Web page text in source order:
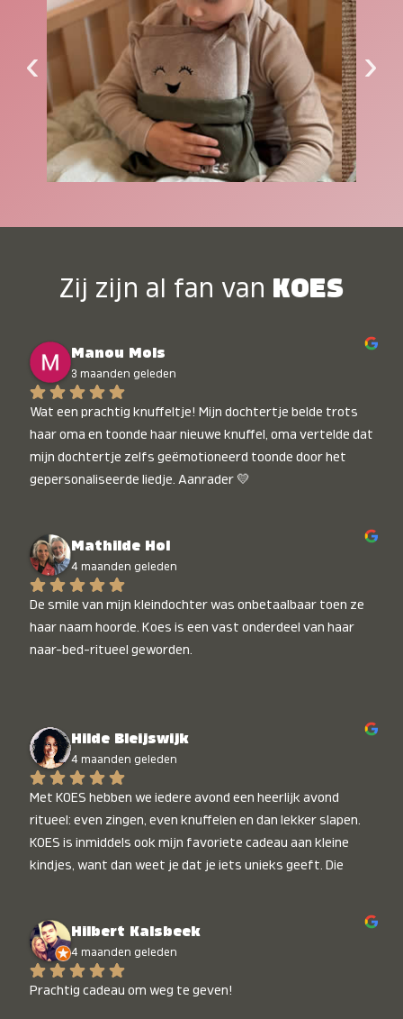
‹ ›
Zij zijn al fan van KOES
Manou Mols
3 maanden geleden
Wat een prachtig knuffeltje! Mijn dochtertje belde trots
haar oma en toonde haar nieuwe knuffel, oma vertelde dat
mijn dochtertje zelfs geëmotioneerd toonde door het
gepersonaliseerde liedje. Aanrader 💛
Mathilde Hol
4 maanden geleden
De smile van mijn kleindochter was onbetaalbaar toen ze
haar naam hoorde. Koes is een vast onderdeel van haar
naar-bed-ritueel geworden.
Hilde Bleijswijk
4 maanden geleden
Met KOES hebben we iedere avond een heerlijk avond
ritueel: even zingen, even knuffelen en dan lekker slapen.
KOES is inmiddels ook mijn favoriete cadeau aan kleine
kindjes, want dan weet je dat je iets unieks geeft. Die
Hilbert Kalsbeek
4 maanden geleden
Prachtig cadeau om weg te geven!